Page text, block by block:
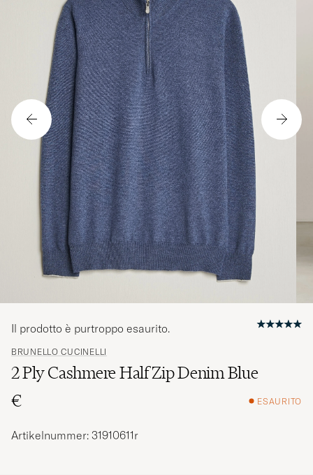
BRUNELLO CUCINELLI
2 Ply Cashmere Half Zip Denim Blue
€
ESAURITO
Il prodotto è purtroppo esaurito.
Artikelnummer: 31910611r